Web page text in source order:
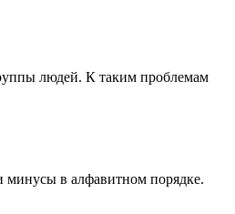
людей. К таким проблемам
минусы в алфавитном порядке.